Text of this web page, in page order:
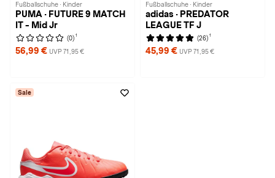
Fußballschuhe · Kinder
PUMA · FUTURE 9 MATCH
IT - Mid Jr
(0) 1
56,99 € UVP 71,95 €
Fußballschuhe · Kinder
adidas · PREDATOR
LEAGUE TF J
(26) 1
45,99 € UVP 71,95 €
Sale